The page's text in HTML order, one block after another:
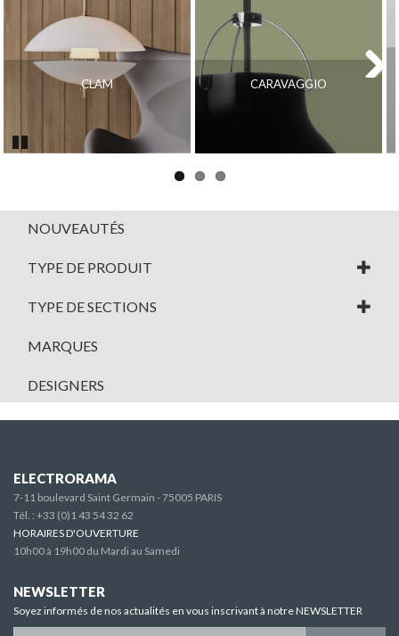
CLAM CARAVAGGIO
NOUVEAUTÉS
TYPE DE PRODUIT
TYPE DE SECTIONS
MARQUES
DESIGNERS
ELECTRORAMA
7-11 boulevard Saint Germain - 75005 PARIS
Tél. : +33 (0)1 43 54 32 62
HORAIRES D'OUVERTURE
10h00 à 19h00 du Mardi au Samedi
NEWSLETTER
Soyez informés de nos actualités en vous inscrivant à notre NEWSLETTER